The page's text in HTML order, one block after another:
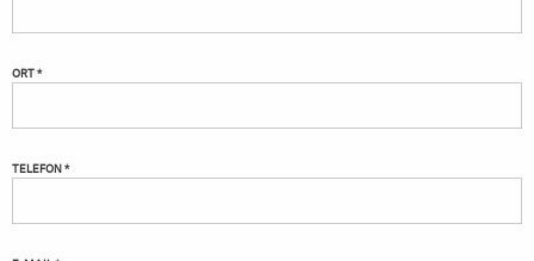
ORT *
TELEFON *